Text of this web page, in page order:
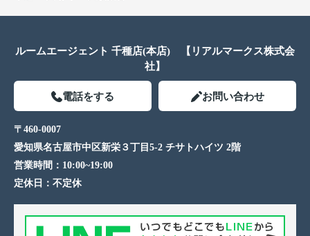
ルームエージェント 千種店(本店) 【リアルマークス株式会
社】
電話をする お問い合わせ
〒460-0007
愛知県名古屋市中区新栄３丁目5-2 チサトハイツ 2階
営業時間： 10:00~19:00
定休日： 不定休